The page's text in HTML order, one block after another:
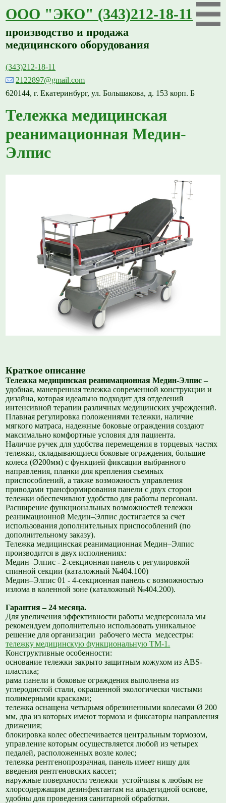
ООО "ЭКО" (343)212-18-11
производство и продажа
медицинского оборудования
(343)212-18-11
2122897@gmail.com
620144, г. Екатеринбург, ул. Большакова, д. 153 корп. Б
Тележка медицинская
реанимационная Медин-
Элпис
Краткое описание
Тележка медицинская реанимационная Медин-Элпис –
удобная, маневренная тележка современной конструкции и
дизайна, которая идеально подходит для отделений
интенсивной терапии различных медицинских учреждений.
Плавная регулировка положениями тележки, наличие
мягкого матраса, надежные боковые ограждения создают
максимально комфортные условия для пациента.
Наличие ручек для удобства перемещения в торцевых частях
тележки, складывающиеся боковые ограждения, большие
колеса (Ø200мм) с функцией фиксации выбранного
направления, планки для крепления съемных
приспособлений, а также возможность управления
приводами трансформирования панели с двух сторон
тележки обеспечивают удобство для работы персонала.
Расширение функциональных возможностей тележки
реанимационной Медин–Элпис достигается за счет
использования дополнительных приспособлений (по
дополнительному заказу).
Тележка медицинская реанимационная Медин–Элпис
производится в двух исполнениях:
Медин–Элпис - 2-секционная панель с регулировкой
спинной секции (каталожный №404.100)
Медин–Элпис 01 - 4-секционная панель с возможностью
излома в коленной зоне (каталожный №404.200).
Гарантия – 24 месяца.
Для увеличения эффективности работы медперсонала мы
рекомендуем дополнительно использовать уникальное
решение для организации рабочего места медсестры:
тележку медицинскую функциональную ТМ-1.
Конструктивные особенности:
основание тележки закрыто защитным кожухом из ABS-
пластика;
рама панели и боковые ограждения выполнена из
углеродистой стали, окрашенной экологически чистыми
полимерными красками;
тележка оснащена четырьмя обрезиненными колесами Ø 200
мм, два из которых имеют тормоза и фиксаторы направления
движения;
блокировка колес обеспечивается центральным тормозом,
управление которым осуществляется любой из четырех
педалей, расположенных возле колес;
тележка рентгенопрозрачная, панель имеет нишу для
введения рентгеновских кассет;
наружные поверхности тележки устойчивы к любым не
хлорсодержащим дезинфектантам на альдегидной основе,
удобны для проведения санитарной обработки.